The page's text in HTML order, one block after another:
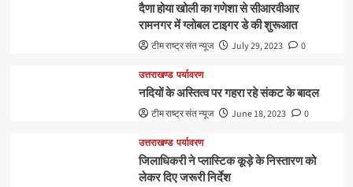
दैणा होया खोली का गणेशा से सीआरवीआर
रामनगर में ग्लोबल टाइगर डे की शुरूआत
टीम राष्ट्र संत न्यूज July 29, 2023 0
उत्तराखण्ड पर्यावरण
नदियों के अस्तित्व पर गहरा रहे संकट के बादल
टीम राष्ट्र संत न्यूज June 18, 2023 0
उत्तराखण्ड पर्यावरण
जिलाधिकरी ने प्लास्टिक कूड़े के निस्तारण को
लेकर दिए जरूरी निर्देश